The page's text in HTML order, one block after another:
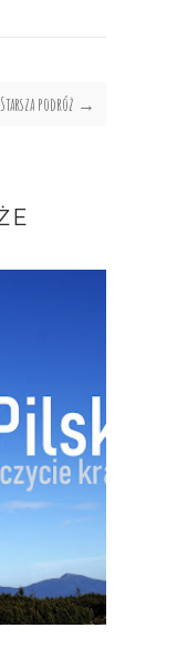
Starsza podróż →